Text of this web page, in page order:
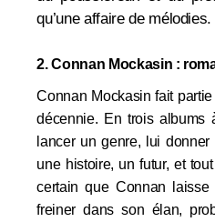
qu’une affaire de mélodies.
2. Connan Mockasin :
Connan Mockasin fait
décennie. En trois albums
lancer un genre, lui
une histoire, un futur, et
certain que Connan
freiner dans son élan,